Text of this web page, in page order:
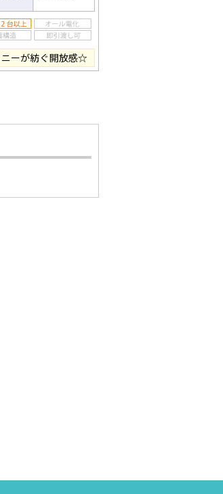
ーが紡ぐ開放感☆